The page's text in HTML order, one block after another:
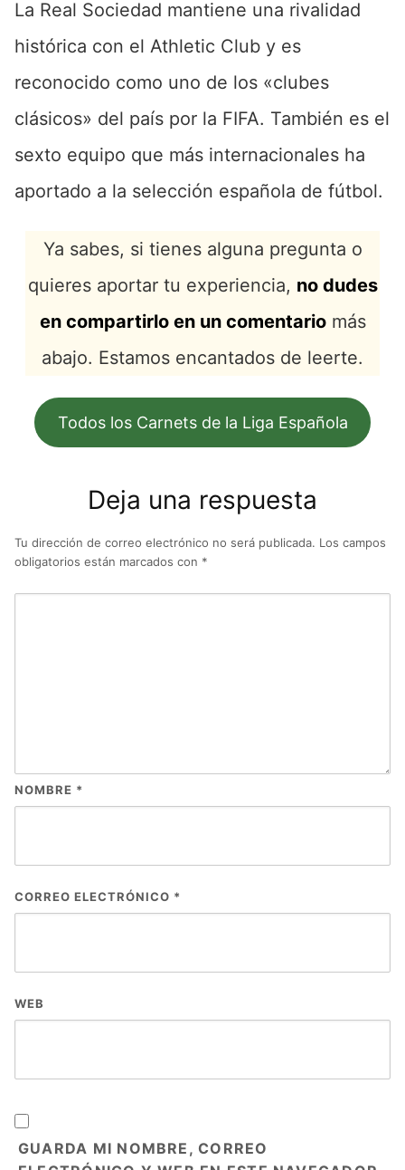
La Real Sociedad mantiene una rivalidad
histórica con el Athletic Club y es
reconocido como uno de los «clubes
clásicos» del país por la FIFA. También es el
sexto equipo que más internacionales ha
aportado a la selección española de fútbol.
Ya sabes, si tienes alguna pregunta o
quieres aportar tu experiencia, no dudes
en compartirlo en un comentariomás
abajo. Estamos encantados de leerte.
Todos los Carnets de la Liga Española
Deja una respuesta
Tu dirección de correo electrónico no será publicada. Los campos
obligatorios están marcados con *
NOMBRE *
CORREO ELECTRÓNICO *
WEB
GUARDA MI NOMBRE, CORREO